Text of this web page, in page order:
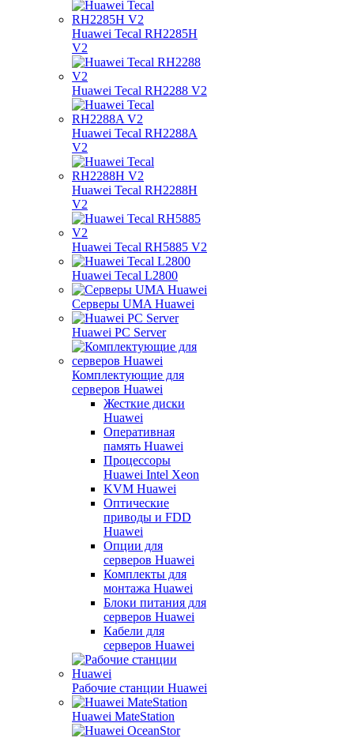
Huawei Tecal RH2285H
V2
Huawei Tecal RH2288 V2
Huawei Tecal RH2288A
V2
Huawei Tecal RH2288H
V2
Huawei Tecal RH5885 V2
Huawei Tecal L2800
Серверы UMA Huawei
Huawei PC Server
Комплектующие для
серверов Huawei
Жесткие диски
Huawei
Оперативная
память Huawei
Процессоры
Huawei Intel Xeon
KVM Huawei
Оптические
приводы и FDD
Huawei
Опции для
серверов Huawei
Комплекты для
монтажа Huawei
Блоки питания для
серверов Huawei
Кабели для
серверов Huawei
Рабочие станции Huawei
Huawei MateStation